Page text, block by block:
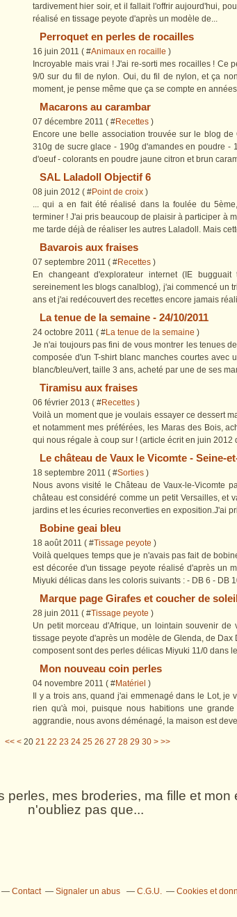
tardivement hier soir, et il fallait l'offrir aujourd'hui,
réalisé en tissage peyote d'après un modèle de...
Perroquet en perles de rocailles
16 juin 2011 ( #Animaux en rocaille )
Incroyable mais vrai ! J'ai re-sorti mes rocailles ! Ce
9/0 sur du fil de nylon. Oui, du fil de nylon, et ça
moment, je pense même que ça se compte en
Macarons au carambar
07 décembre 2011 ( #Recettes )
Encore une belle association trouvée sur le blog
310g de sucre glace - 190g d'amandes en poudre -
d'oeuf - colorants en poudre jaune citron et brun
SAL Laladoll Objectif 6
08 juin 2012 ( #Point de croix )
... qui a en fait été réalisé dans la foulée du
terminer ! J'ai pris beaucoup de plaisir à participer à
me tarde déjà de réaliser les autres Laladoll. Mais
Bavarois aux fraises
07 septembre 2011 ( #Recettes )
En changeant d'explorateur internet (IE
sereinement les blogs canalblog), j'ai commencé un
ans et j'ai redécouvert des recettes encore jamais
La tenue de la semaine - 24/10/2011
24 octobre 2011 ( #La tenue de la semaine )
Je n'ai toujours pas fini de vous montrer les tenues
composée d'un T-shirt blanc manches courtes avec
blanc/bleu/vert, taille 3 ans, acheté par une de ses
Tiramisu aux fraises
06 février 2013 ( #Recettes )
Voilà un moment que je voulais essayer ce dessert
et notamment mes préférées, les Maras des Bois,
qui nous régale à coup sur ! (article écrit en juin 2012
Le château de Vaux le Vicomte - Seine-
18 septembre 2011 ( #Sorties )
Nous avons visité le Château de Vaux-le-Vicomte
château est considéré comme un petit Versailles, et
jardins et les écuries reconverties en exposition.J'ai
Bobine geai bleu
18 août 2011 ( #Tissage peyote )
Voilà quelques temps que je n'avais pas fait de
est décorée d'un tissage peyote réalisé d'après un
Miyuki délicas dans les coloris suivants : - DB 6 - DB
Marque page Girafes et coucher de
28 juin 2011 ( #Tissage peyote )
Un petit morceau d'Afrique, un lointain souvenir
tissage peyote d'après un modèle de Glenda, de Dax
composent sont des perles délicas Miyuki 11/0 dans
Mon nouveau coin perles
04 novembre 2011 ( #Matériel )
Il y a trois ans, quand j'ai emmenagé dans le Lot,
rien qu'à moi, puisque nous habitions une
aggrandie, nous avons déménagé, la maison est
<< < 10
20 21 22 23 24 25 26 27 28 29 30 40
50
60
70
> >>
perles, mes broderies, ma fille et
n'oubliez pas que...
Contact Signaler un abus C.G.U. Cookies et